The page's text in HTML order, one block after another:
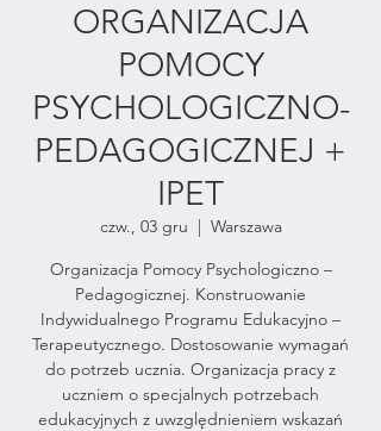
ORGANIZACJA
POMOCY
PSYCHOLOGICZNO-
PEDAGOGICZNEJ +
IPET
czw., 03 gru
  |
Warszawa
Organizacja Pomocy Psychologiczno –
Pedagogicznej. Konstruowanie
Indywidualnego Programu Edukacyjno –
Terapeutycznego. Dostosowanie wymagań
do potrzeb ucznia. Organizacja pracy z
uczniem o specjalnych potrzebach
edukacyjnych z uwzględnieniem wskazań